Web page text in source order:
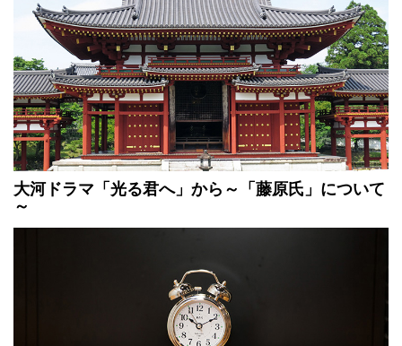
大河ドラマ「光る君へ」から～「藤原氏」について
～